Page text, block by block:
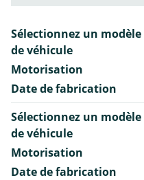
Sélectionnez un modèle
de véhicule
Motorisation
Date de fabrication
Sélectionnez un modèle
de véhicule
Motorisation
Date de fabrication